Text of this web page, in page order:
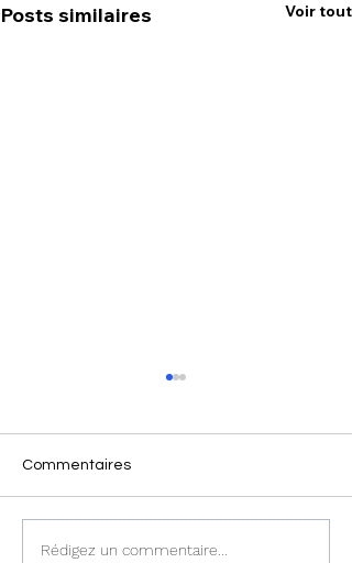
Posts similaires Voir tout
Haïti : Le MENFP
Commentaires
Rédigez un commentaire...